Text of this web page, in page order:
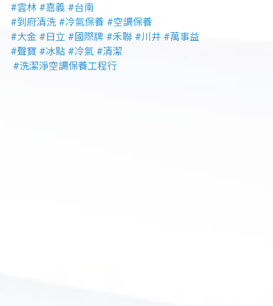
#雲林 #嘉義 #台南
#到府清洗 #冷氣保養 #空調保養
#大金 #日立 #國際牌 #禾聯 #川井 #萬事益
#聲寶 #冰點 #冷氣 #清潔
#洗潔淨空調保養工程行